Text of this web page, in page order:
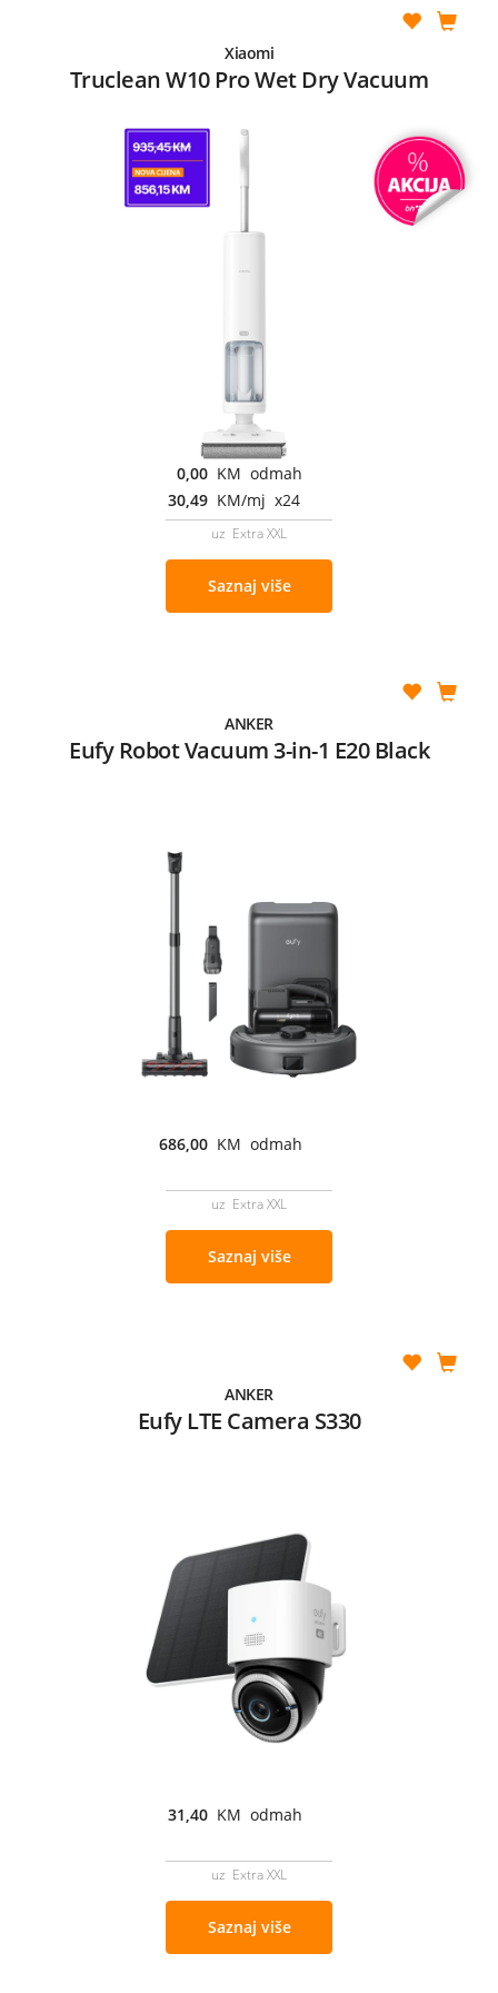
Xiaomi
Truclean W10 Pro Wet Dry Vacuum
0,00 KM odmah
30,49 KM/mj x24
uz Extra XXL
Saznaj više
ANKER
Eufy Robot Vacuum 3-in-1 E20 Black
686,00 KM odmah
uz Extra XXL
Saznaj više
ANKER
Eufy LTE Camera S330
31,40 KM odmah
uz Extra XXL
Saznaj više